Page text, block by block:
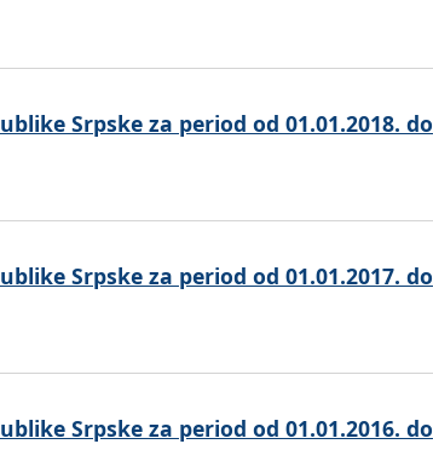
Srpske za period od 01.01.2018. do
Srpske za period od 01.01.2017. do
Srpske za period od 01.01.2016. do